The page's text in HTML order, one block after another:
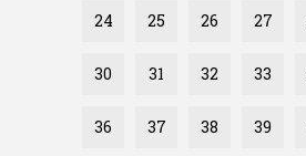
24 25 26 27
30 31 32 33
36 37 38 39